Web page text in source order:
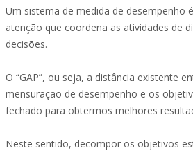
Um sistema de medida de desempenho
atenção que coordena as atividades de
decisões.
O “GAP”, ou seja, a distância existente
mensuração de desempenho e os
fechado para obtermos melhores
Neste sentido, decompor os objetivos